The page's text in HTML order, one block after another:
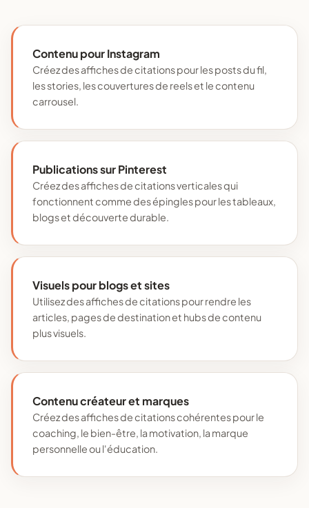
Contenu pour Instagram
Créez des affiches de citations pour les posts du fil,
les stories, les couvertures de reels et le contenu
carrousel.
Publications sur Pinterest
Créez des affiches de citations verticales qui
fonctionnent comme des épingles pour les tableaux,
blogs et découverte durable.
Visuels pour blogs et sites
Utilisez des affiches de citations pour rendre les
articles, pages de destination et hubs de contenu
plus visuels.
Contenu créateur et marques
Créez des affiches de citations cohérentes pour le
coaching, le bien-être, la motivation, la marque
personnelle ou l'éducation.